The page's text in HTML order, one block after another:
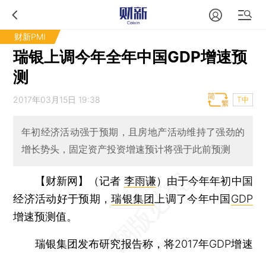
财新PMI
瑞银上调今年全年中国GDP增速预
测
2017年03月15日 19:38 T中
年初经济活动强于预期，且房地产活动维持了强劲的
增长势头，固定资产投资增速预计将强于此前预测
【财新网】（记者 李雨谦） 由于今年年初中国
经济活动好于预期，瑞银集团 上调了今年中国 GDP
增速预测值。
瑞银集团发布研究报告称，将2017年GDP增速